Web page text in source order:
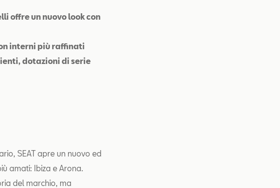
offre un nuovo look con
interni più raffinati
dotazioni di serie
SEAT apre un nuovo ed
amati: Ibiza e Arona.
del marchio, ma